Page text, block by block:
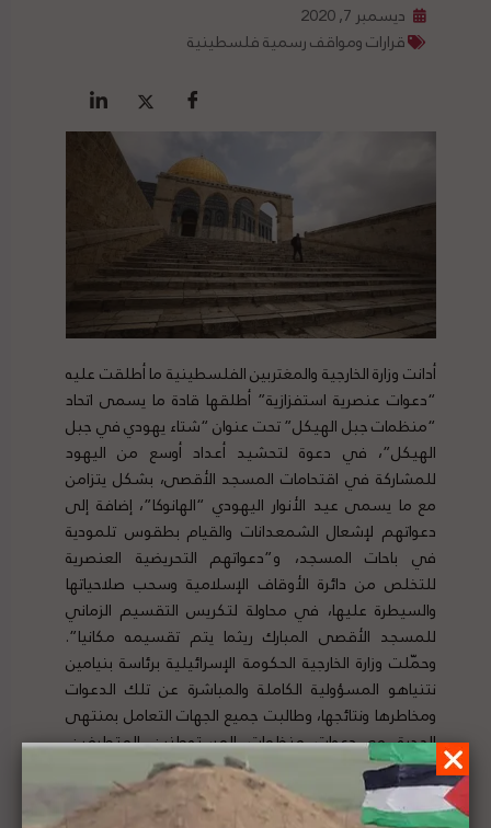
ديسمبر 7, 2020
قرارات ومواقف رسمية فلسطينية
أدانت وزارة الخارجية والمغتربين الفلسطينية ما أطلقت عليه
“دعوات عنصرية استفزازية” أطلقها قادة ما يسمى اتحاد
“منظمات جبل الهيكل” تحت عنوان “شتاء يهودي في جبل
الهيكل”، في دعوة لتحشيد أعداد أوسع من اليهود
للمشاركة في اقتحامات المسجد الأقصى، بشكل يتزامن
مع ما يسمى عيد الأنوار اليهودي “الهانوكا”، إضافة إلى
دعواتهم لإشعال الشمعدانات والقيام بطقوس تلمودية
في باحات المسجد، و”دعواتهم التحريضية العنصرية
للتخلص من دائرة الأوقاف الإسلامية وسحب صلاحياتها
والسيطرة عليها، في محاولة لتكريس التقسيم الزماني
للمسجد الأقصى المبارك ريثما يتم تقسيمه مكانيا”.
وحمّلت وزارة الخارجية الحكومة الإسرائيلية برئاسة بنيامين
نتنياهو المسؤولية الكاملة والمباشرة عن تلك الدعوات
ومخاطرها ونتائجها، وطالبت جميع الجهات التعامل بمنتهى
الجدية مع دعوات منظمات المستوطنين المتطرفين،
والمجتمع الدولي والدول كافة بالتحرك الجاد لوقفها، خاصة
المنظمات الأممية المختصة وفي مقدمتها اليونسكو.
لتفاصيل الخبر ومصدره الأصلي،